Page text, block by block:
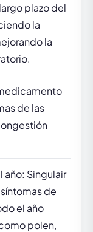
plazo del
la
la
de las
año: Singulair
de
el año
polen,